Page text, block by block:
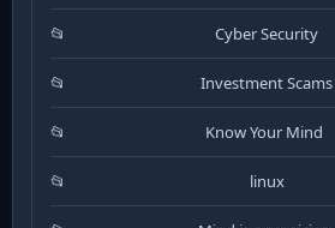
Cyber Security
Investment Scams
Know Your Mind
linux